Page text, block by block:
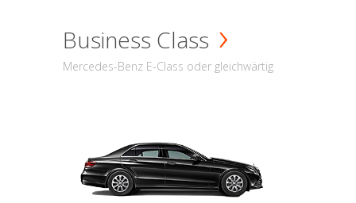
Business Class
Mercedes-Benz E-Class oder gleichwärtig